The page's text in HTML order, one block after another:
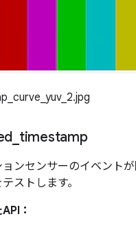
timestamp
ンセンサーのイベント
ストします。
：